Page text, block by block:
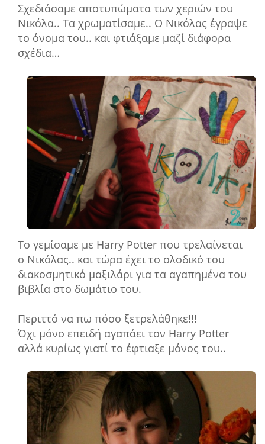
Σχεδιάσαμε αποτυπώματα των χεριών του
Νικόλα.. Τα χρωματίσαμε.. Ο Νικόλας έγραψε
το όνομα του.. και φτιάξαμε μαζί διάφορα
σχέδια…
Το γεμίσαμε με Harry Potter που τρελαίνεται
ο Νικόλας.. και τώρα έχει το ολοδικό του
διακοσμητικό μαξιλάρι για τα αγαπημένα του
βιβλία στο δωμάτιο του.
Περιττό να πω πόσο ξετρελάθηκε!!!
Όχι μόνο επειδή αγαπάει τον Harry Potter
αλλά κυρίως γιατί το έφτιαξε μόνος του..